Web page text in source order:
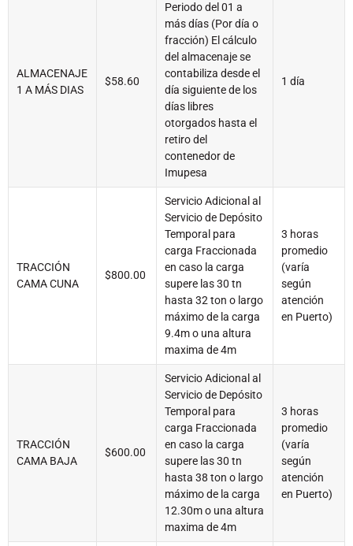
ALMACENAJE
1 A MÁS DIAS
$58.60
Periodo del 01 a
más días (Por día o
fracción) El cálculo
del almacenaje se
contabiliza desde el
día siguiente de los
días libres
otorgados hasta el
retiro del
contenedor de
Imupesa
1 día
TRACCIÓN
CAMA CUNA
$800.00
Servicio Adicional al
Servicio de Depósito
Temporal para
carga Fraccionada
en caso la carga
supere las 30 tn
hasta 32 ton o largo
máximo de la carga
9.4m o una altura
maxima de 4m
3 horas
promedio
(varía
según
atención
en Puerto)
TRACCIÓN
CAMA BAJA
$600.00
Servicio Adicional al
Servicio de Depósito
Temporal para
carga Fraccionada
en caso la carga
supere las 30 tn
hasta 38 ton o largo
máximo de la carga
12.30m o una altura
maxima de 4m
3 horas
promedio
(varía
según
atención
en Puerto)